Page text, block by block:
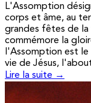
L'Assomption
corps et âme, au
grandes fêtes de la
commémore la
l'Assomption est
vie de Jésus,
Lire la suite →